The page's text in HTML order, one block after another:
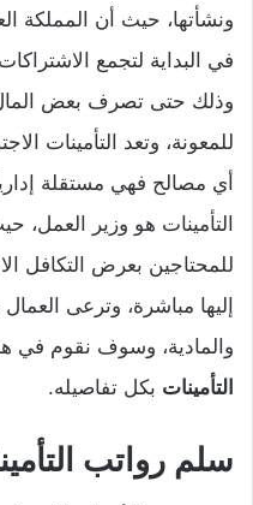
ونشأتها، حيث أن المملكة
في البداية لتجمع
وذلك حتى تصرف بعض المال
للمعونة، وتعد التأمينات
أي مصالح فهي مستقلة
التأمينات هو وزير العمل،
للمحتاجين بعرض التكافل
إليها مباشرة، وترعى العمال
والمادية، وسوف نقوم في
التأمينات بكل تفاصيله.
سلم رواتب